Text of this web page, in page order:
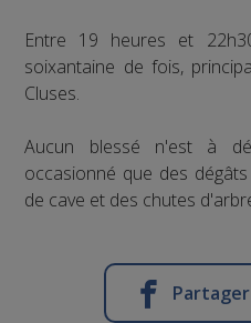
Entre 19 heures et
soixantaine de fois,
Cluses.
Aucun blessé n'est à
occasionné que des
de cave et des chutes